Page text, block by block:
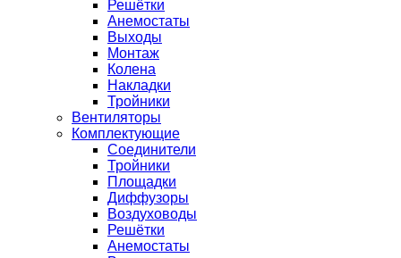
Решётки
Анемостаты
Выходы
Монтаж
Колена
Накладки
Тройники
Вентиляторы
Комплектующие
Соединители
Тройники
Площадки
Диффузоры
Воздуховоды
Решётки
Анемостаты